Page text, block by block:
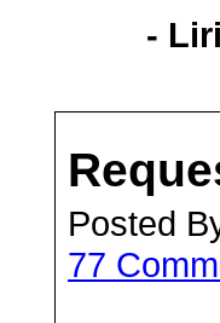
-
Posted
77